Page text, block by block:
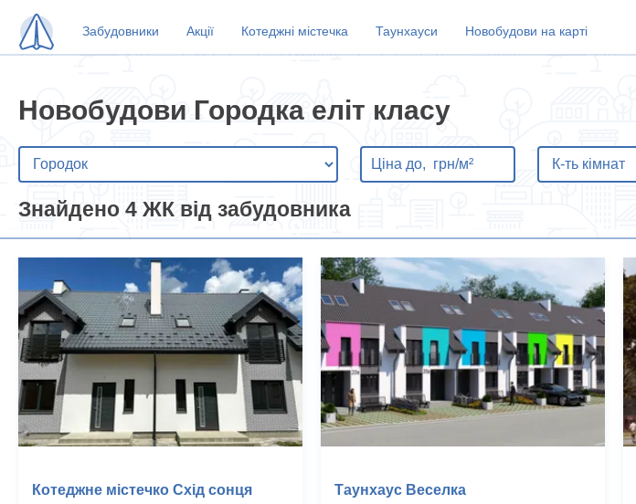
Забудовники Акції Котеджні містечка Таунхауси Новобудови на карті
Новобудови Городка еліт класу
Знайдено 4 ЖК від забудовника
Котеджне містечко Схід сонця Таунхаус Веселка